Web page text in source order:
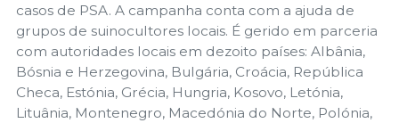
casos de PSA. A campanha conta com a ajuda de
grupos de suinocultores locais. É gerido em parceria
com autoridades locais em dezoito países: Albânia,
Bósnia e Herzegovina, Bulgária, Croácia, República
Checa, Estónia, Grécia, Hungria, Kosovo, Letónia,
Lituânia, Montenegro, Macedónia do Norte, Polónia,